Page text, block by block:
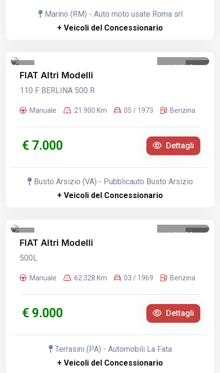
Marino (RM) - Auto moto usate Roma srl
+ Veicoli del Concessionario
1 /19
FIAT Altri Modelli
110 F BERLINA 500 R
Manuale 21.900 Km 05 / 1973 Benzina
€ 7.000 Dettagli
Busto Arsizio (VA) - Pubblicauto Busto Arsizio
+ Veicoli del Concessionario
1 /22
FIAT Altri Modelli
500L
Manuale 62.328 Km 03 / 1969 Benzina
€ 9.000 Dettagli
Terrasini (PA) - Automobili La Fata
+ Veicoli del Concessionario